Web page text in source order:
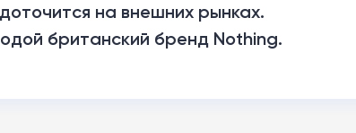
на внешних рынках.
британский бренд Nothing.